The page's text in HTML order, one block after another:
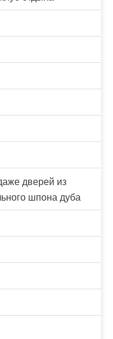
дверей из
шпона дуба